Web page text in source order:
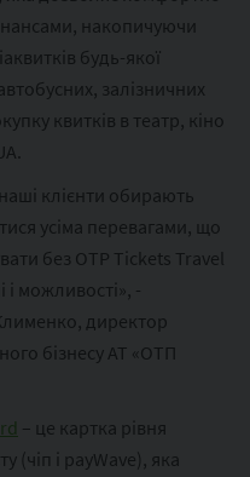
накопичуючи
будь-якої
залізничних
квитків в театр, кіно
клієнти обирають
усіма перевагами, що
без OTP Tickets Travel
і можливості», -
директор
бізнесу АТ «ОТП
– це картка рівня
(чіп і payWave), яка